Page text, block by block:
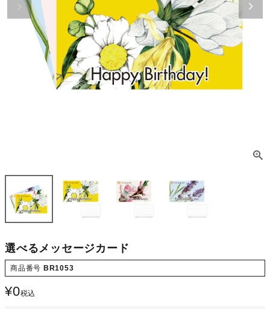
選べるメッセージカード
商品番号 BR1053
¥0税込